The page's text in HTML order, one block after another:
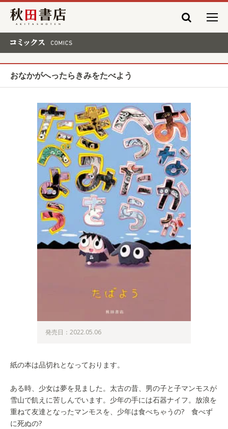
秋田書店
おなかがへったらきみをたべよう
発売日：2022.05.06
紙の本は品切れとなっております。
ある時、少女は夢を見ました。太古の昔、男の子と子マンモスが
雪山で飢えに苦しんでいます。少年の手には石器ナイフ。放浪を
重ねて友達となったマンモスを、少年は食べちゃうの? 食べず
に死ぬの?